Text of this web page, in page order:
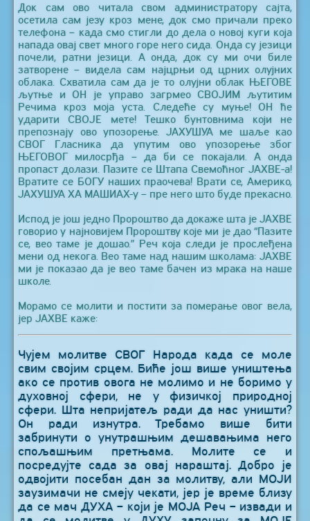
Док сам ово читала свом администратору сајта,
осетила сам језу кроз мене, док смо причали преко
телефона – када смо стигли до дела о новој куги која
напада овај свет много горе него сида. Онда су језици
почели, ратни језици. А онда, док су ми очи биле
затворене – видела сам најцрњи од црних олујних
облака. Схватила сам да је то олујни облак ЊЕГОВЕ
љутње и ОН је управо загрмео СВОЈИМ љутитим
Речима кроз моја уста. Следеће су муње! ОН ће
ударити СВОЈЕ мете! Тешко бунтовнима који не
препознају ово упозорење. ЈАХУШУА ме шаље као
СВОГ Гласника да упутим ово упозорење због
ЊЕГОВОГ милосрђа – да би се покајали. А онда
пропаст долази. Пазите се Штапа Свемоћног ЈАХВЕ-а!
Вратите се БОГУ наших праочева! Врати се, Америко,
ЈАХУШУА ХА МАШИАХ-у – пре него што буде прекасно.
Испод је још једно Пророштво да докаже шта је ЈАХВЕ
говорио у најновијем Пророштву које ми је дао “Пазите
се, вео таме је дошао.” Реч која следи је прослеђена
мени од некога. Вео таме над нашим школама: ЈАХВЕ
ми је показао да је вео таме бачен из мрака на наше
школе.
Морамо се молити и постити за померање овог вела,
јер ЈАХВЕ каже:
Чујем молитве СВОГ Народа када се моле
свим својим срцем. Биће још више уништења
ако се против овога не молимо и не боримо у
духовној сфери, не у физичкој природној
сфери. Шта непријатељ ради да нас уништи?
Он ради изнутра. Требамо више бити
забринути о унутрашњим дешавањима него
спољашњим претњама. Молите се и
посредујте сада за овај нараштај. Добро је
одвојити посебан дан за молитву, али МОЈИ
заузимачи не смеју чекати, јер је време близу
да се мач ДУХА – који је МОЈА Реч – извади и